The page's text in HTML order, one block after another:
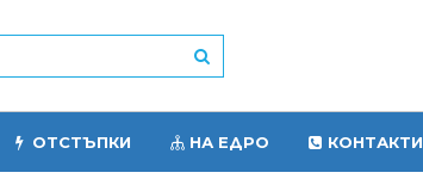
ОТСТЪПКИ НА ЕДРО КОНТАКТИ